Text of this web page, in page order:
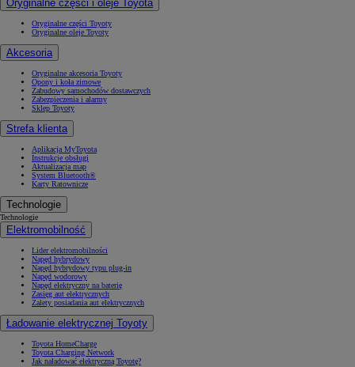
Oryginalne części i oleje Toyota
Oryginalne części Toyoty
Oryginalne oleje Toyoty
Akcesoria
Oryginalne akcesoria Toyoty
Opony i koła zimowe
Zabudowy samochodów dostawczych
Zabezpieczenia i alarmy
Sklep Toyoty
Strefa klienta
Aplikacja MyToyota
Instrukcje obsługi
Aktualizacja map
System Bluetooth®
Karty Ratownicze
Technologie
Technologie
Elektromobilność
Lider elektromobilności
Napęd hybrydowy
Napęd hybrydowy typu plug-in
Napęd wodorowy
Napęd elektryczny na baterię
Zasięg aut elektrycznych
Zalety posiadania aut elektrycznych
Ładowanie elektrycznej Toyoty
Toyota HomeCharge
Toyota Charging Network
Jak naładować elektryczną Toyotę?